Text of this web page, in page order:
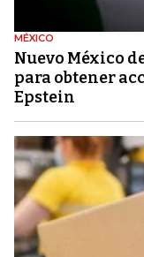
MÉXICO
Nuevo México
para obtener
Epstein